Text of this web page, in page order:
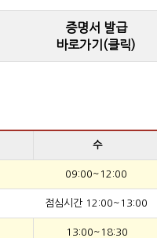
증명서 발급
바로가기(클릭)
수
09:00~12:00
점심시간 12:00~13:00
13:00~18:30